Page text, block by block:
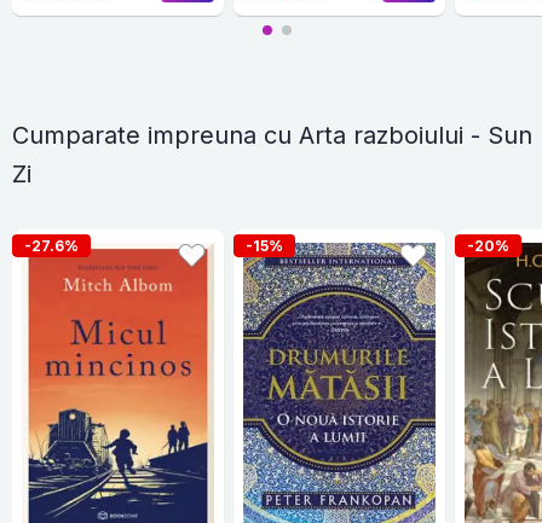
Cumparate impreuna cu Arta razboiului - Sun
Zi
-27.6% -15% -20%